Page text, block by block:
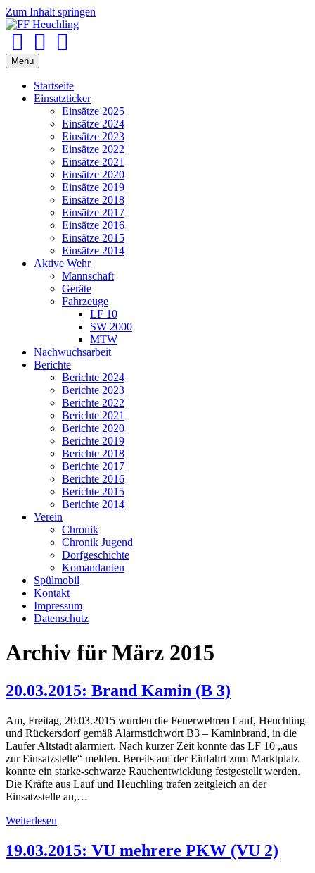
Zum Inhalt springen
Menü
Startseite
Einsatzticker
Einsätze 2025
Einsätze 2024
Einsätze 2023
Einsätze 2022
Einsätze 2021
Einsätze 2020
Einsätze 2019
Einsätze 2018
Einsätze 2017
Einsätze 2016
Einsätze 2015
Einsätze 2014
Aktive Wehr
Mannschaft
Geräte
Fahrzeuge
LF 10
SW 2000
MTW
Nachwuchsarbeit
Berichte
Berichte 2024
Berichte 2023
Berichte 2022
Berichte 2021
Berichte 2020
Berichte 2019
Berichte 2018
Berichte 2017
Berichte 2016
Berichte 2015
Berichte 2014
Verein
Chronik
Chronik Jugend
Dorfgeschichte
Komandanten
Spülmobil
Kontakt
Impressum
Datenschutz
Archiv für März 2015
20.03.2015: Brand Kamin (B 3)
Am, Freitag, 20.03.2015 wurden die Feuerwehren Lauf, Heuchling
und Rückersdorf gemäß Alarmstichwort B3 – Kaminbrand, in die
Laufer Altstadt alarmiert. Nach kurzer Zeit konnte das LF 10 „aus
zur Einsatzstelle“ melden. Bereits auf der Einfahrt zum Marktplatz
konnte ein starke-schwarze Rauchentwicklung festgestellt werden.
Die Kräfte aus Lauf und Heuchling trafen zeitgleich an der
Einsatzstelle an,…
Weiterlesen
19.03.2015: VU mehrere PKW (VU 2)